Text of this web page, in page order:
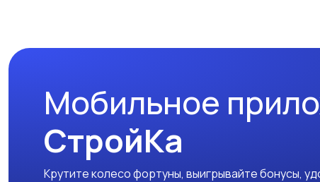
Мобильное
СтройКа
Крутите колесо фортуны, выигрывайте бонусы,